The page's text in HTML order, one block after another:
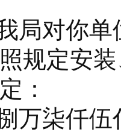
局对你
规定安
：
万柒仟